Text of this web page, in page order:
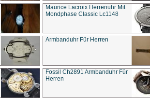
Maurice Lacroix Herrenuhr Mit
Mondphase Classic Lc1148
Armbanduhr Für Herren
Fossil Ch2891 Armbanduhr Für
Herren